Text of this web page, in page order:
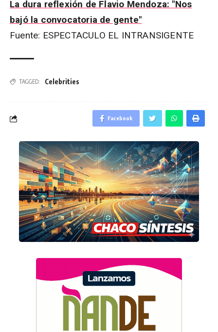
La dura reflexión de Flavio Mendoza: "Nos
bajó la convocatoria de gente"
Fuente: ESPECTACULO EL INTRANSIGENTE
TAGGED: Celebrities
Facebook